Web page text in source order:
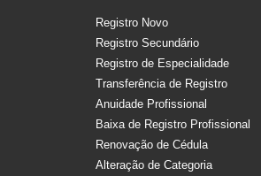
Registro Novo
Registro Secundário
Registro de Especialidade
Transferência de Registro
Anuidade Profissional
Baixa de Registro Profissional
Renovação de Cédula
Alteração de Categoria